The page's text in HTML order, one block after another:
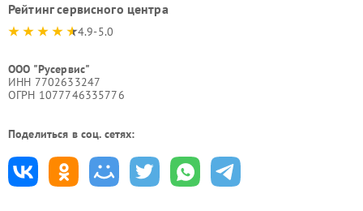
Рейтинг сервисного центра
4.9-5.0
ООО "Русервис"
ИНН 7702633247
ОГРН 1077746335776
Поделиться в соц. сетях: